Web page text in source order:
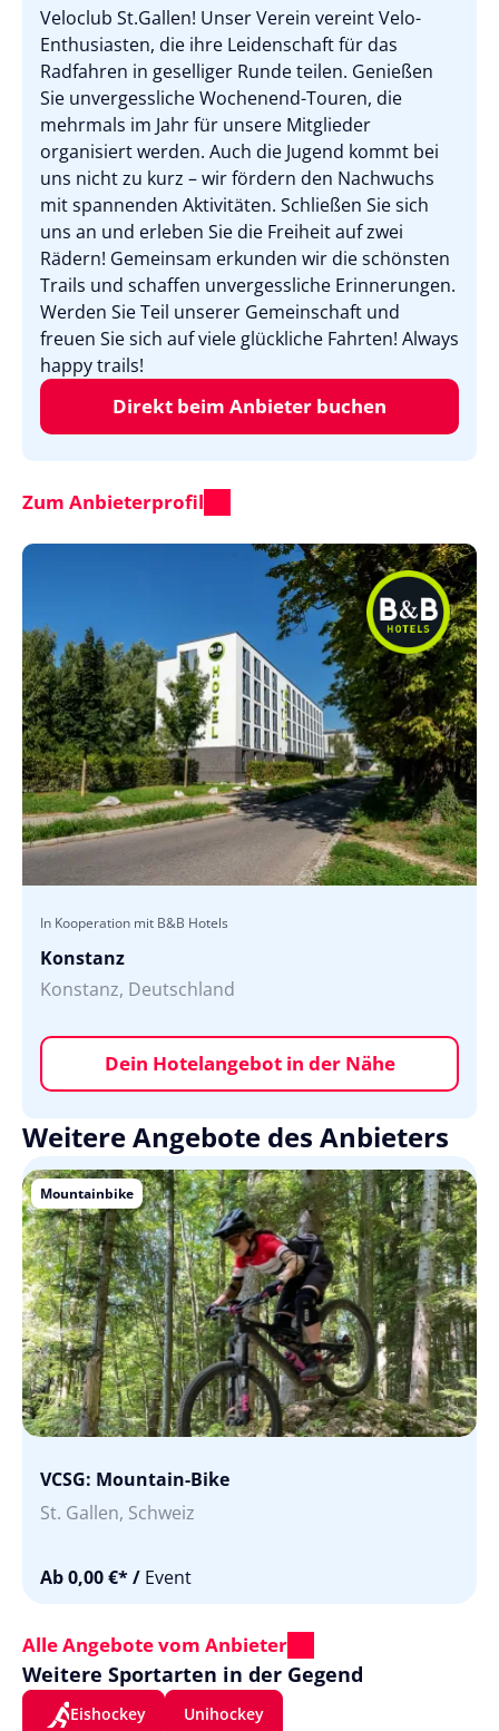
Veloclub St.Gallen! Unser Verein vereint Velo-
Enthusiasten, die ihre Leidenschaft für das
Radfahren in geselliger Runde teilen. Genießen
Sie unvergessliche Wochenend-Touren, die
mehrmals im Jahr für unsere Mitglieder
organisiert werden. Auch die Jugend kommt bei
uns nicht zu kurz – wir fördern den Nachwuchs
mit spannenden Aktivitäten. Schließen Sie sich
uns an und erleben Sie die Freiheit auf zwei
Rädern! Gemeinsam erkunden wir die schönsten
Trails und schaffen unvergessliche Erinnerungen.
Werden Sie Teil unserer Gemeinschaft und
freuen Sie sich auf viele glückliche Fahrten! Always
happy trails!
Direkt beim Anbieter buchen
Zum Anbieterprofil
In Kooperation mit B&B Hotels
Konstanz
Konstanz, Deutschland
Dein Hotelangebot in der Nähe
Weitere Angebote des Anbieters
Mountainbike
VCSG: Mountain-Bike
St. Gallen, Schweiz
Ab 0,00 €*/ Event
Alle Angebote vom Anbieter
Weitere Sportarten in der Gegend
Eishockey Unihockey